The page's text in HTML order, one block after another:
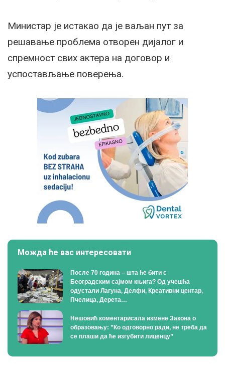
Министар је истакао да је ваљан пут за
решавање проблема отворен дијалог и
спремност свих актера на договор и
успостављање поверења.
Можда ће вас интересовати
После 70 година – шта ће бити с
Београдским сајмом књига? Од учешћа
одустали Лагуна, Делфи, Креативни центар,
Пчелица, Дерета…
Нешовић коментарисала измене Закона о
образовању: ”Ко одговорно ради, не треба да
се плаши да ће изгубити лиценцу”